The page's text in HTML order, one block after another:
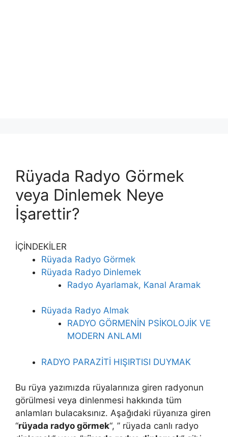
Rüyada Radyo Görmek
veya Dinlemek Neye
İşarettir?
İÇİNDEKİLER
Rüyada Radyo Görmek
Rüyada Radyo Dinlemek
Radyo Ayarlamak, Kanal Aramak
Rüyada Radyo Almak
RADYO GÖRMENİN PSİKOLOJİK VE
MODERN ANLAMI
RADYO PARAZİTİ HIŞIRTISI DUYMAK
Bu rüya yazımızda rüyalarınıza giren radyonun
görülmesi veya dinlenmesi hakkında tüm
anlamları bulacaksınız. Aşağıdaki rüyanıza giren
“rüyada radyo görmek“, ” rüyada canlı radyo